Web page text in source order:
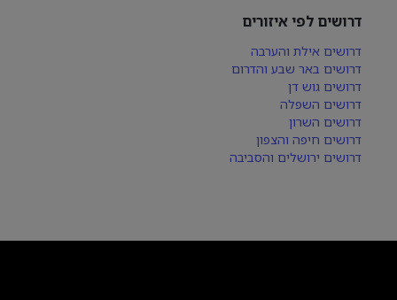
דרושים לפי איזורים
דרושים אילת והערבה
דרושים באר שבע והדרום
דרושים גוש דן
דרושים השפלה
דרושים השרון
דרושים חיפה והצפון
דרושים ירושלים והסביבה